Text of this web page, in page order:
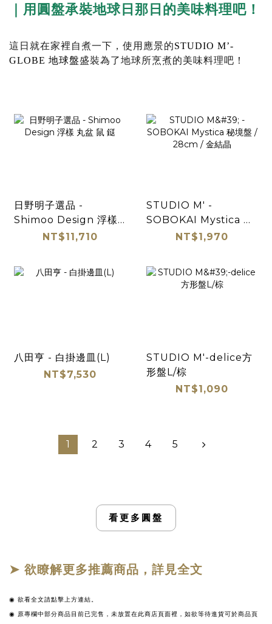
｜用圓盤承裝地球日那日的美味料理吧！
這日就在家裡自煮一下，使用應景的STUDIO M’-
GLOBE 地球盤盛裝為了地球所烹煮的美味料理吧！
日野明子選品 -
Shimoo Design 浮樣
丸盆 鼠 鎹NT$11,710
STUDIO M' -
SOBOKAI Mystica 秘
境盤 / 28cm / 金結晶
NT$1,970
八田亨 - 白掛邊皿(L)
NT$7,530
STUDIO M'-delice方
形盤L/棕
NT$1,090
1 2 3 4 5
看更多圓盤
➤ 欲瞭解更多推薦商品，詳見全文
◉ 欲看全文請點擊上方連結。
◉ 原專欄中部分商品目前已完售，未放置在此商店頁面裡，如欲等待進貨可於商品頁